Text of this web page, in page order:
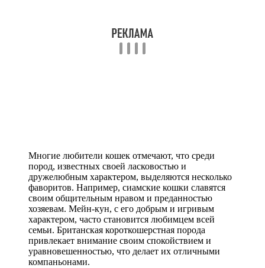
Многие любители кошек отмечают, что среди
пород, известных своей ласковостью и
дружелюбным характером, выделяются несколько
фаворитов. Например, сиамские кошки славятся
своим общительным нравом и преданностью
хозяевам. Мейн-кун, с его добрым и игривым
характером, часто становится любимцем всей
семьи. Британская короткошерстная порода
привлекает внимание своим спокойствием и
уравновешенностью, что делает их отличными
компаньонами.